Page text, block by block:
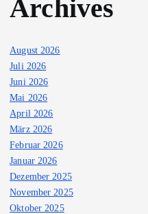
Archives
August 2026
Juli 2026
Juni 2026
Mai 2026
April 2026
März 2026
Februar 2026
Januar 2026
Dezember 2025
November 2025
Oktober 2025